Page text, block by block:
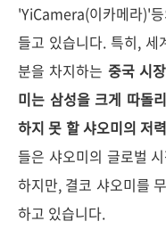
'YiCamera(이카메라)'
들고 있습니다. 특히,
분을 차지하는 중국 시
미는 삼성을 크게 따돌
하지 못 할 샤오미의 저력
들은 샤오미의 글로벌
하지만, 결코 샤오미를
하고 있습니다.